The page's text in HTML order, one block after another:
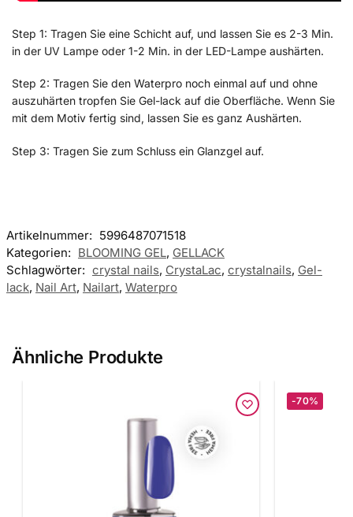
Step 1: Tragen Sie eine Schicht auf, und lassen Sie es 2-3 Min.
in der UV Lampe oder 1-2 Min. in der LED-Lampe aushärten.
Step 2: Tragen Sie den Waterpro noch einmal auf und ohne
auszuhärten tropfen Sie Gel-lack auf die Oberfläche. Wenn Sie
mit dem Motiv fertig sind, lassen Sie es ganz Aushärten.
Step 3: Tragen Sie zum Schluss ein Glanzgel auf.
Artikelnummer: 5996487071518
Kategorien: BLOOMING GEL, GELLACK
Schlagwörter: crystal nails, CrystaLac, crystalnails, Gel-
lack, Nail Art, Nailart, Waterpro
Ähnliche Produkte
-70%